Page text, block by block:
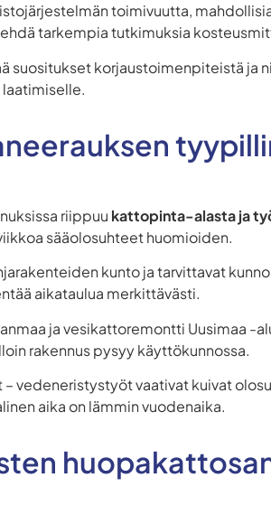
toimivuutta,
tarkempia tutkimuksia
suositukset korjaustoimenpiteistä ja
laatimiselle.
riippuu kattopinta-alasta ja
sääolosuhteet huomioiden.
kunto ja tarvittavat
aikataulua merkittävästi.
ja vesikattoremontti Uusimaa -
rakennus pysyy käyttökunnossa.
vedeneristystyöt vaativat kuivat
aika on lämmin vuodenaika.